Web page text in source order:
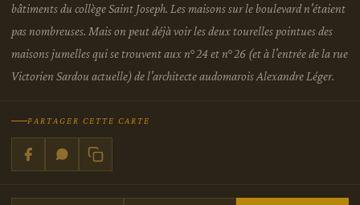
bâtiments du collège Saint Joseph. Les maisons sur le boulevard n'étaient
pas nombreuses. Mais on peut déjà voir les deux tourelles pointues des
maisons jumelles qui se trouvent aux n° 24 et n° 26 (et à l'entrée de la rue
Victorien Sardou actuelle) de l'architecte audomarois Alexandre Léger.
PARTAGER CETTE CARTE